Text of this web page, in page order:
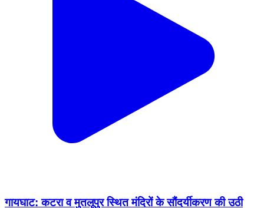
गायघाट: कटरा व मुतलूपुर स्थित मंदिरों के सौंदर्यीकरण की उठी